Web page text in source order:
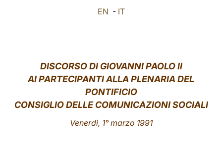
EN - IT
DISCORSO DI GIOVANNI PAOLO II
AI PARTECIPANTI ALLA PLENARIA DEL
PONTIFICIO
CONSIGLIO DELLE COMUNICAZIONI SOCIALI
Venerdì, 1° marzo 1991